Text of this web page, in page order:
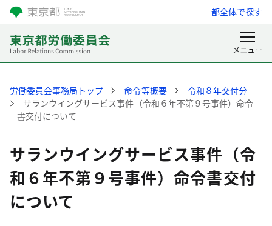
都全体で探す
労働委員会事務局トップ 命令等概要
令和８年交付分
サランウイングサービス事件（令和６年不第９号事件）命令
書交付について
サランウイングサービス事件（令
和６年不第９号事件）命令書交付
について